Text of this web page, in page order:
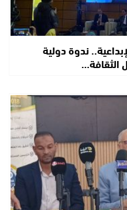
ندوة دولية
الثقافة…